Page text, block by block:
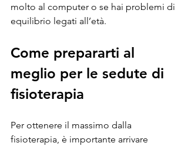
molto al computer o se hai problemi di
equilibrio legati all’età.
Come prepararti al
meglio per le sedute di
fisioterapia
Per ottenere il massimo dalla
fisioterapia, è importante arrivare